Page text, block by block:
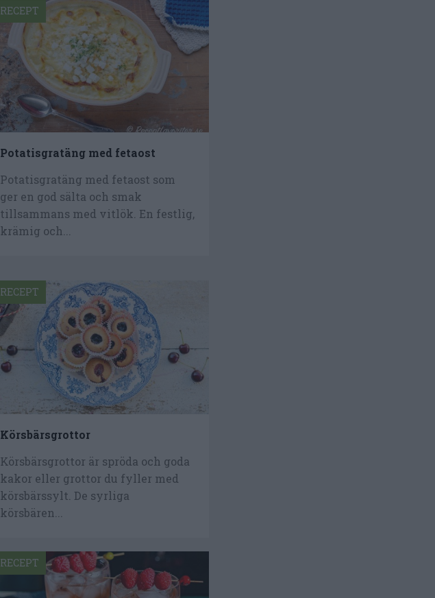
Potatisgratäng med fetaost
Potatisgratäng med fetaost som
ger en god sälta och smak
tillsammans med vitlök. En festlig,
krämig och...
RECEPT
Körsbärsgrottor
Körsbärsgrottor är spröda och goda
kakor eller grottor du fyller med
körsbärssylt. De syrliga
körsbären...
RECEPT
RECEPT